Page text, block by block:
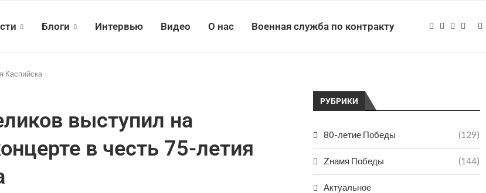
Блоги Интервью Видео О нас Военная служба по контракту
Каспийска
выступил на
в честь 75-летия
РУБРИКИ
80-летие Победы (129)
Zнамя Победы (144)
Актуальное